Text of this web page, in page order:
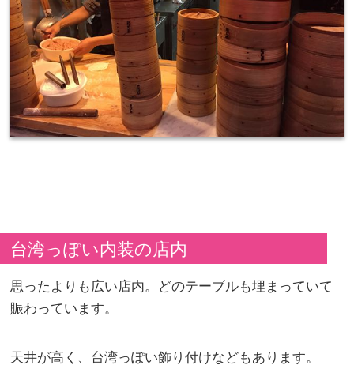
台湾っぽい内装の店内
思ったよりも広い店内。どのテーブルも埋まっていて
賑わっています。
天井が高く、台湾っぽい飾り付けなどもあります。